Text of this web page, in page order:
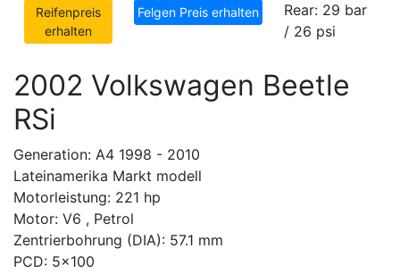
Reifenpreis
erhalten
Felgen Preis erhalten
Rear: 29 bar
/ 26 psi
2002 Volkswagen Beetle
RSi
Generation: A4 1998 - 2010
Lateinamerika Markt modell
Motorleistung: 221 hp
Motor: V6 , Petrol
Zentrierbohrung (DIA): 57.1 mm
PCD: 5x100